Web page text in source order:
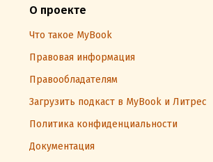
О проекте
Что такое MyBook
Правовая информация
Правообладателям
Загрузить подкаст в MyBook и Литрес
Политика конфиденциальности
Документация